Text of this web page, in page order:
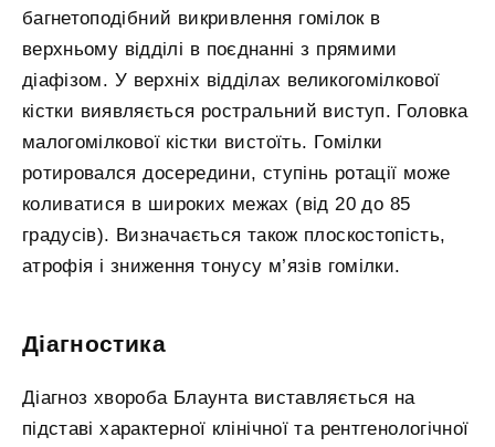
багнетоподібний викривлення гомілок в
верхньому відділі в поєднанні з прямими
діафізом. У верхніх відділах великогомілкової
кістки виявляється ростральний виступ. Головка
малогомілкової кістки вистоїть. Гомілки
ротировался досередини, ступінь ротації може
коливатися в широких межах (від 20 до 85
градусів). Визначається також плоскостопість,
атрофія і зниження тонусу м’язів гомілки.
Діагностика
Діагноз хвороба Блаунта виставляється на
підставі характерної клінічної та рентгенологічної